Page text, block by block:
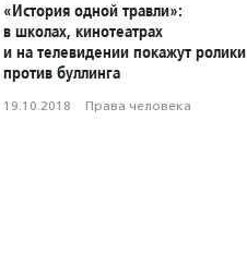
«История одной травли»:
в школах, кинотеатрах
и на телевидении покажут ролики
против буллинга
19.10.2018 · Права человека